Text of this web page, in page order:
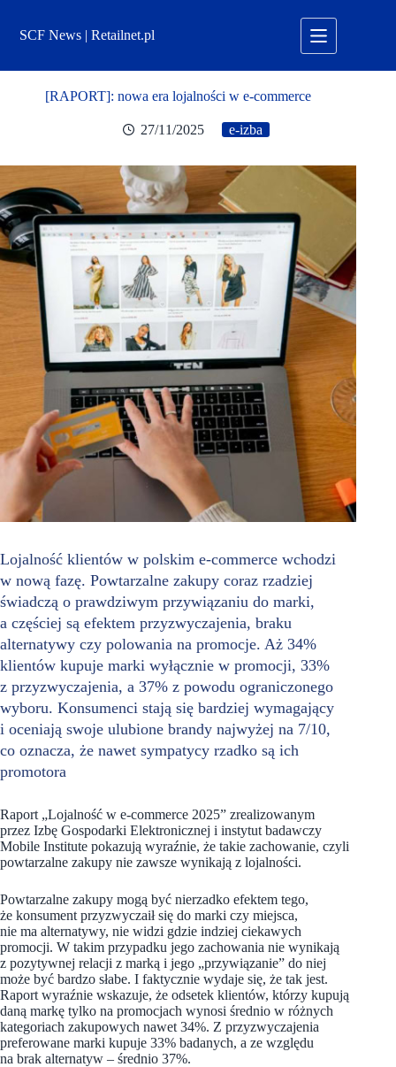
treściSCF News | Retailnet.pl
[RAPORT]: nowa era lojalności w e-commerce
27/11/2025 e-izba
Lojalność klientów w polskim e-commerce wchodzi
w nową fazę. Powtarzalne zakupy coraz rzadziej
świadczą o prawdziwym przywiązaniu do marki,
a częściej są efektem przyzwyczajenia, braku
alternatywy czy polowania na promocje. Aż 34%
klientów kupuje marki wyłącznie w promocji, 33%
z przyzwyczajenia, a 37% z powodu ograniczonego
wyboru. Konsumenci stają się bardziej wymagający
i oceniają swoje ulubione brandy najwyżej na 7/10,
co oznacza, że nawet sympatycy rzadko są ich
promotora
Raport „Lojalność w e-commerce 2025” zrealizowanym
przez Izbę Gospodarki Elektronicznej i instytut badawczy
Mobile Institute pokazują wyraźnie, że takie zachowanie, czyli
powtarzalne zakupy nie zawsze wynikają z lojalności.
Powtarzalne zakupy mogą być nierzadko efektem tego,
że konsument przyzwyczaił się do marki czy miejsca,
nie ma alternatywy, nie widzi gdzie indziej ciekawych
promocji. W takim przypadku jego zachowania nie wynikają
z pozytywnej relacji z marką i jego „przywiązanie” do niej
może być bardzo słabe. I faktycznie wydaje się, że tak jest.
Raport wyraźnie wskazuje, że odsetek klientów, którzy kupują
daną markę tylko na promocjach wynosi średnio w różnych
kategoriach zakupowych nawet 34%. Z przyzwyczajenia
preferowane marki kupuje 33% badanych, a ze względu
na brak alternatyw – średnio 37%.